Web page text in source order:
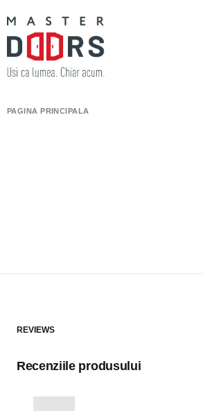
PAGINA PRINCIPALĂ
REVIEWS
Recenziile produsului